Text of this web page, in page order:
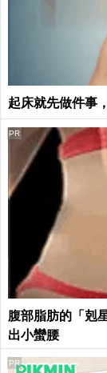
起床就先做件事
腹部脂肪的「剋
出小蠻腰
PR
PR